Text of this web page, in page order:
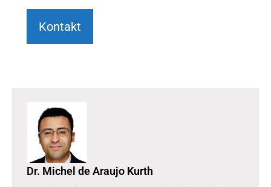
Kontakt
Dr. Michel de Araujo Kurth